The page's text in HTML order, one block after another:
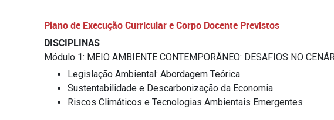
Plano de Execução Curricular e Corpo Docente Previstos
DISCIPLINAS
Módulo 1: MEIO AMBIENTE CONTEMPORÂNEO: DESAFIOS NO
Legislação Ambiental: Abordagem Teórica
Sustentabilidade e Descarbonização da Economia
Riscos Climáticos e Tecnologias Ambientais Emergentes